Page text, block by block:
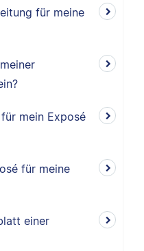
für meine
mein Exposé
für meine
einer